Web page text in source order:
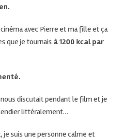
avec Pierre et ma fille et ça
que je tournais à 1200 kcal par
discutait pendant le film et je
littéralement…
je suis une personne calme et